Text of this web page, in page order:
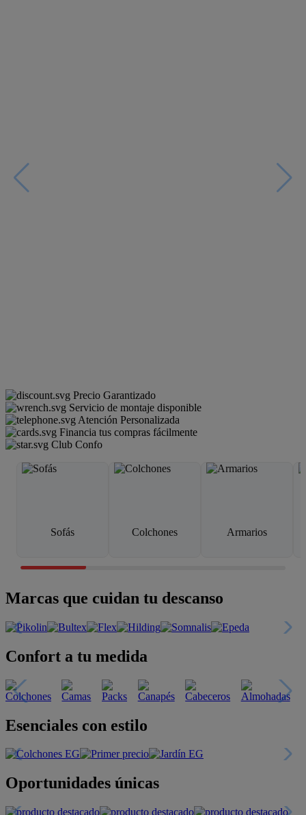
Precio Garantizado
Servicio de montaje disponible
Atención Personalizada
Financia tus compras fácilmente
Club Confo
Sofás Colchones Armarios
Marcas que cuidan tu descanso
Confort a tu medida
Esenciales con estilo
Oportunidades únicas